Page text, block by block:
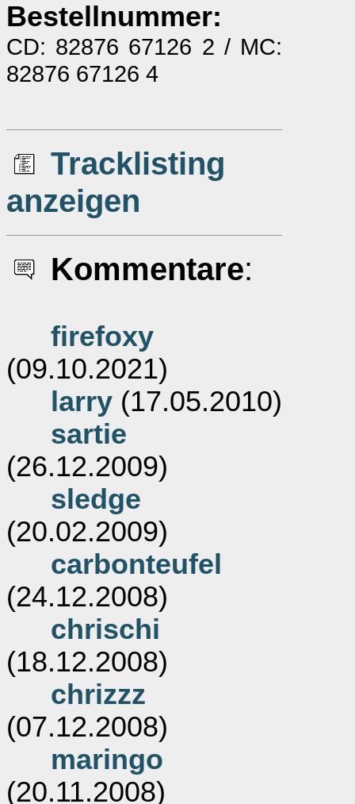
Bestellnummer:
CD: 82876 67126 2 / MC:
82876 67126 4
Tracklisting
anzeigen
Kommentare:
firefoxy
(09.10.2021)
larry (17.05.2010)
sartie
(26.12.2009)
sledge
(20.02.2009)
carbonteufel
(24.12.2008)
chrischi
(18.12.2008)
chrizzz
(07.12.2008)
maringo
(20.11.2008)